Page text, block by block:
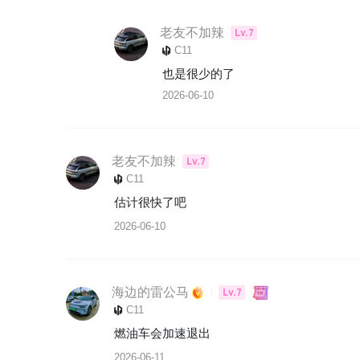
老友不加辣 Lv.7
C11
也是很少的了
2026-06-10
老友不加辣 Lv.7
C11
估计很快了吧
2026-06-10
海边的雷公马 Lv.7
C11
燃油车会加速退出
2026-06-11